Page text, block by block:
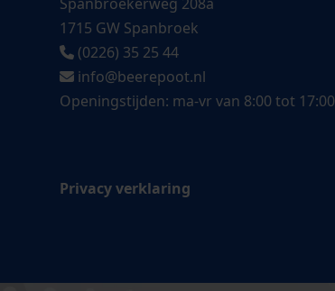
1715 GW Spanbroek
(0226) 35 25 44
info@beerepoot.nl
Openingstijden: ma-vr van 8:00 tot 17:00
Privacy verklaring